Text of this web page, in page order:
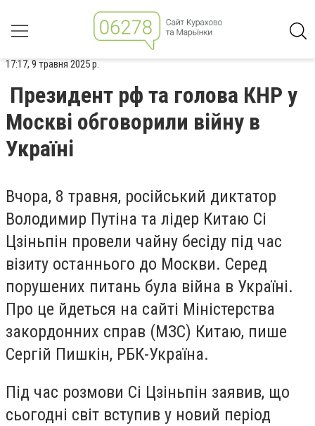
17:17, 9 травня 2025 р.
Президент рф та голова КНР у
Москві обговорили війну в
Україні
Вчора, 8 травня, російський диктатор
Володимир Путіна та лідер Китаю Сі
Цзіньпін провели чайну бесіду під час
візиту останнього до Москви. Серед
порушених питань була війна в Україні.
Про це йдеться на сайті Міністерства
закордонних справ (МЗС) Китаю, пише
Сергій Пишкін, РБК-Україна.
Під час розмови Сі Цзіньпін заявив, що
сьогодні світ вступив у новий період